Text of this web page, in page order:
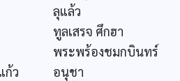
ลุแล้ว
ทูลเสรจ ศึกฮา
พระพร้องชมกบินทร์
ว
อนุชา